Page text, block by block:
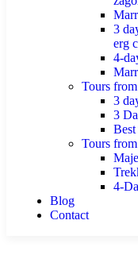
3
erg
4-
Tours
3
3
Tours
4-
Blog
Contact